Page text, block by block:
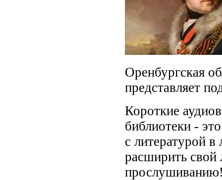
Оренбургская
представляет
Короткие
библиотеки -
с литературой
расширить свой